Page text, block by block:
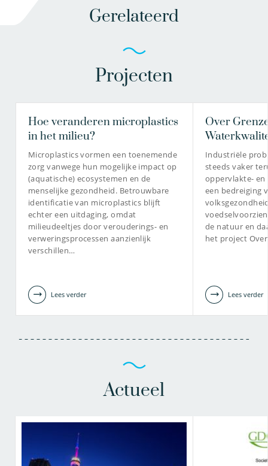
Gerelateerd
Projecten
Hoe veranderen microplastics
in het milieu?
Microplastics vormen een toenemende
zorg vanwege hun mogelijke impact op
(aquatische) ecosystemen en de
menselijke gezondheid. Betrouwbare
identificatie van microplastics blijft
echter een uitdaging, omdat
milieudeeltjes door verouderings- en
verweringsprocessen aanzienlijk
verschillen…
Lees verder
Over
Industriële
steeds vaker
oppervlakte-
een bedreiging
de natuur en
het project
Lees verder
Actueel